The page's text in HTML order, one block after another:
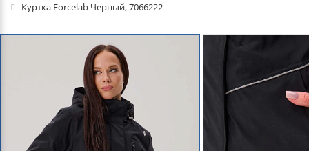
Куртка Forcelab Черный, 7066222